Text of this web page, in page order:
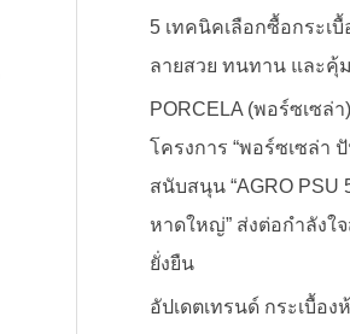
5 เทคนิคเลือกซื้อกระเ
ลายสวย ทนทาน และคุ้
PORCELA (พอร์ซเซล่
โครงการ “พอร์ซเซล่า
สนับสนุน “AGRO PSU
หาดใหญ่” ส่งต่อกำลังใ
ยั่งยืน
อัปเดตเทรนด์ กระเบื้อง